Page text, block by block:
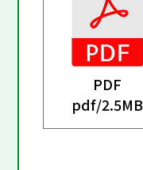
PDF
pdf/2.5MB